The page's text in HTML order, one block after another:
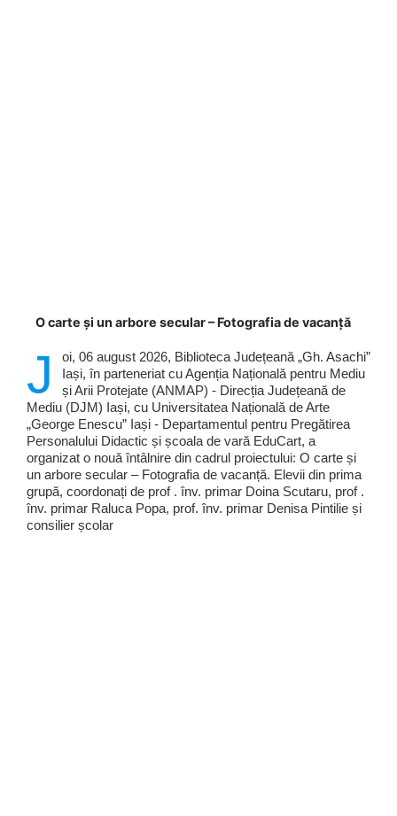
O carte și un arbore secular – Fotografia de vacanță
J
oi, 06 august 2026, Biblioteca Județeană „Gh. Asachi”
Iași, în parteneriat cu Agenția Națională pentru Mediu
și Arii Protejate (ANMAP) - Direcția Județeană de
Mediu (DJM) Iași, cu Universitatea Națională de Arte
„George Enescu” Iași - Departamentul pentru Pregătirea
Personalului Didactic și școala de vară EduCart, a
organizat o nouă întâlnire din cadrul proiectului: O carte și
un arbore secular – Fotografia de vacanță. Elevii din prima
grupă, coordonați de prof . înv. primar Doina Scutaru, prof .
înv. primar Raluca Popa, prof. înv. primar Denisa Pintilie și
consilier școlar